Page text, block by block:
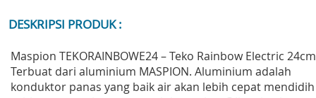
DESKRIPSI PRODUK :
Maspion TEKORAINBOWE24 – Teko Rainbow Electric
Terbuat dari aluminium MASPION. Aluminium adalah
konduktor panas yang baik air akan lebih cepat mendidih